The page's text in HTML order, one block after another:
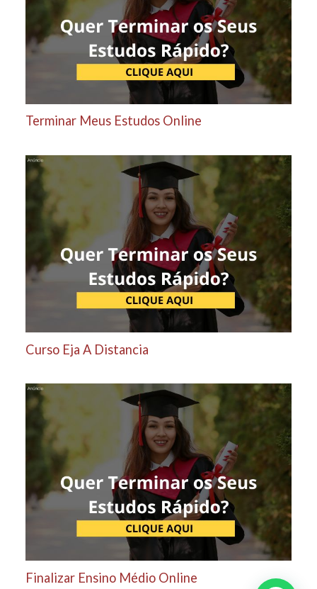
Terminar Meus Estudos Online
Curso Eja A Distancia
Finalizar Ensino Médio Online